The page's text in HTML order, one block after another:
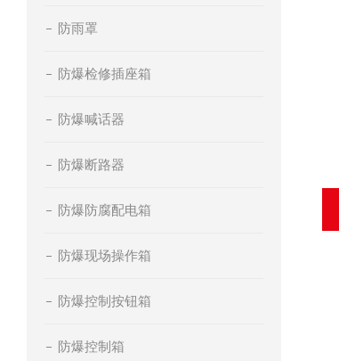
防雨罩
防爆检修插座箱
防爆喊话器
防爆断路器
防爆防腐配电箱
防爆现场操作箱
防爆控制按钮箱
防爆控制箱